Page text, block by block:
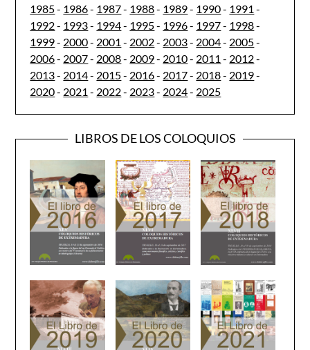
1985- 1986- 1987- 1988- 1989- 1990- 1991 -
1992- 1993- 1994- 1995- 1996- 1997- 1998-
1999- 2000- 2001 - 2002- 2003- 2004- 2005-
2006- 2007- 2008- 2009- 2010- 2011 - 2012-
2013- 2014- 2015- 2016- 2017- 2018- 2019-
2020- 2021 - 2022- 2023- 2024- 2025
LIBROS DE LOS COLOQUIOS